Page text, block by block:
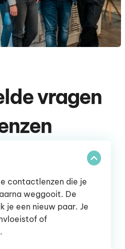
vragen
contactlenzen die je
weggooit. De
je een nieuw paar. Je
of